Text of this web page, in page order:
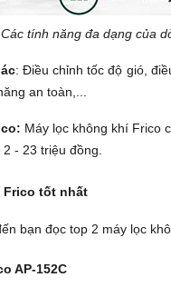
Các tính năng đa dạng của
: Điều chỉnh tốc độ gió,
an toàn,...
Máy lọc không khí Frico
- 23 triệu đồng.
Frico tốt nhất
bạn đọc top 2 máy lọc
AP-152C